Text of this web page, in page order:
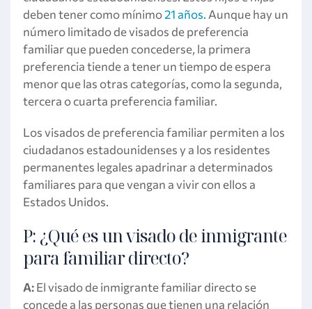
deben tener como mínimo21 años. Aunque hay un
número limitado de visados de preferencia
familiar que pueden concederse, la primera
preferencia tiende a tener un tiempo de espera
menor que las otras categorías, como la segunda,
tercera o cuarta preferencia familiar.
Los visados de preferencia familiar permiten a los
ciudadanos estadounidenses y a los residentes
permanentes legales apadrinar a determinados
familiares para que vengan a vivir con ellos a
Estados Unidos.
P: ¿Qué es un visado de inmigrante
para familiar directo?
A:El visado de inmigrante familiar directo se
concede a las personas que tienen una relación